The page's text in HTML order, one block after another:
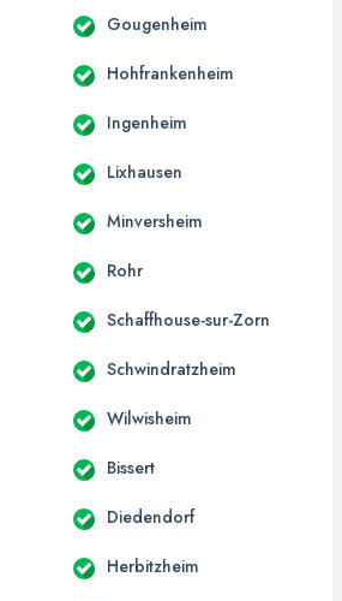
Gougenheim
Hohfrankenheim
Ingenheim
Lixhausen
Minversheim
Rohr
Schaffhouse-sur-Zorn
Schwindratzheim
Wilwisheim
Bissert
Diedendorf
Herbitzheim